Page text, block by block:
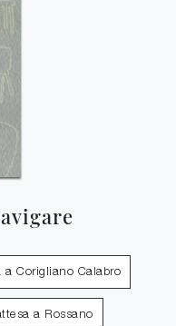
a Corigliano Calabro
a Rossano